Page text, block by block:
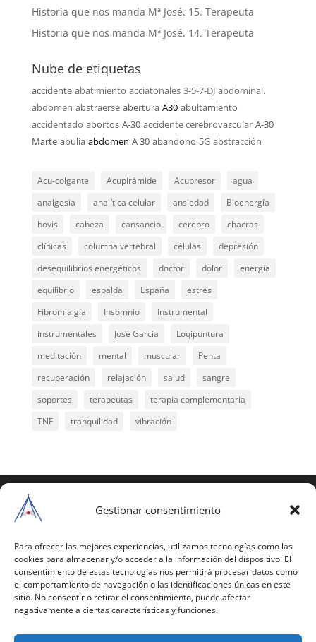
Gestionar consentimiento
Para ofrecer las mejores experiencias, utilizamos tecnologías como las
cookies para almacenar y/o acceder a la información del dispositivo. El
consentimiento de estas tecnologías nos permitirá procesar datos como
el comportamiento de navegación o las identificaciones únicas en este
sitio. No consentir o retirar el consentimiento, puede afectar
negativamente a ciertas características y funciones.
Historia que nos manda Mª José. 15. Terapeuta
Historia que nos manda Mª José. 14. Terapeuta
Nube de etiquetas
accidente abatimiento acciatonales 3-5-7-DJ abdominal.
abdomen abstraerse abertura A30 abultamiento
accidentado abortos A-30 accidente cerebrovascular A-30
Marte abulia abdomen A 30 abandono 5G abstracción
Acu-colgante Acupirámide Acupresor
agua
analgesia
analítica celular ansiedad
Bioenergía
bovis
cabeza cansancio cerebro
chacras
clínicas
columna vertebral células
depresión
desequilibrios energéticos
doctor dolor
energía
equilibrio
espalda España
estrés
Fibromialgia
Insomnio
Instrumental
instrumentales
José García
Loqipuntura
meditación
mental muscular
Penta
recuperación
relajación salud
sangre
soportes
terapeutas
terapia complementaria
TNF
tranquilidad vibración
reservados
estas páginas o parte de ellas, necesita pedir
autorización por escrito a Mario Gil Sánchez.
Todos los instrumentales están PATENTADOS.
Web inaugurada en 2002 (última actualización en